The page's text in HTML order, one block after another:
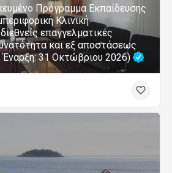
Πρόγραμμα Εκπαίδευσης
Κλινική
επαγγελματικές
και εξ αποστάσεως
31 Οκτώβριου 2026)